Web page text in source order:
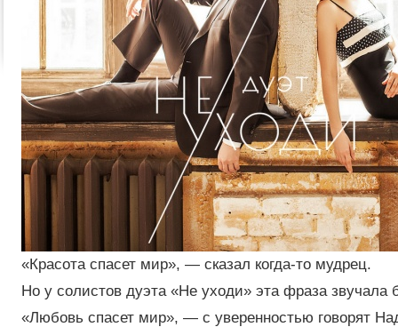
«Красота спасет мир», — сказал когда-то мудрец.
Но у солистов дуэта «Не уходи» эта фраза звучала
«Любовь спасет мир», — с уверенностью говорят